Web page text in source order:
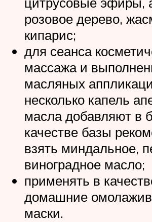
розовое дерево,
кипарис;
для сеанса
массажа и
масляных
несколько капель
масла добавляют в
качестве базы
взять миндальное,
виноградное масло;
применять в
домашние
маски.